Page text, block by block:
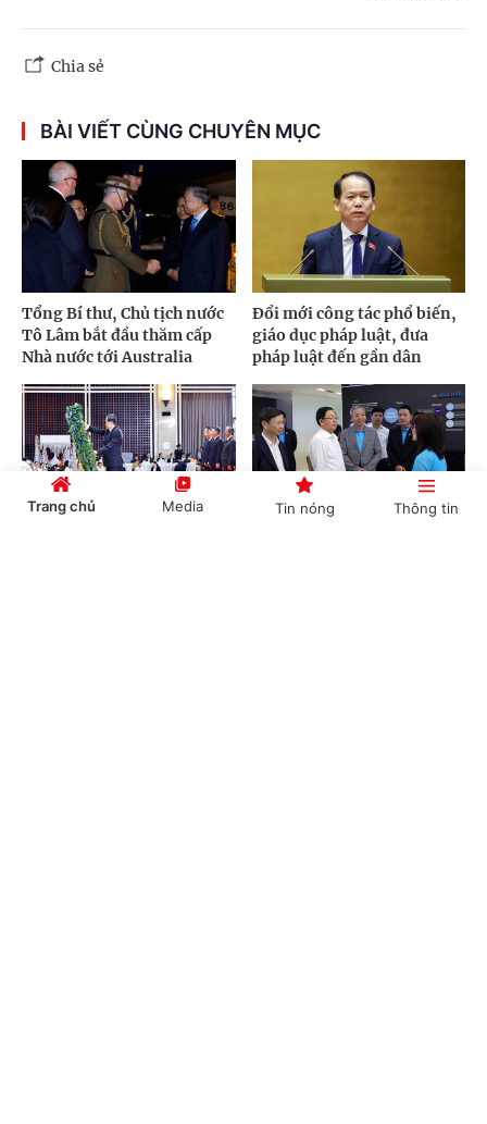
Chia sẻ
BÀI VIẾT CÙNG CHUYÊN MỤC
Tổng Bí thư, Chủ tịch nước
Tô Lâm bắt đầu thăm cấp
Nhà nước tới Australia
Đổi mới công tác phổ biến,
giáo dục pháp luật, đưa
pháp luật đến gần dân
Trang chủ Media Tin nóng Thông tin